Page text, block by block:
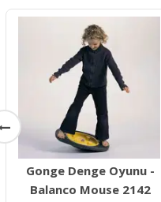
Gonge Denge Oyunu -
Balanco Mouse 2142